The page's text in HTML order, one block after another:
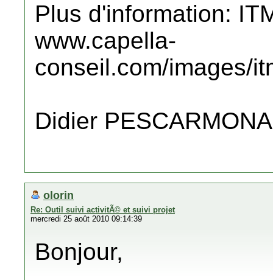
Plus d'information:
www.capella-
conseil.com/images/
Didier PESCARMONA
olorin
Re: Outil suivi activitÃ© et suivi projet
mercredi 25 août 2010 09:14:39
Bonjour,